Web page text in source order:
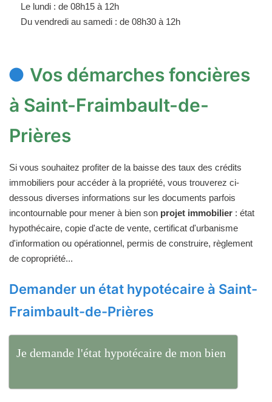
Le lundi : de 08h15 à 12h
Du vendredi au samedi : de 08h30 à 12h
Vos démarches foncières
à Saint-Fraimbault-de-
Prières
Si vous souhaitez profiter de la baisse des taux des crédits
immobiliers pour accéder à la propriété, vous trouverez ci-
dessous diverses informations sur les documents parfois
incontournable pour mener à bien son projet immobilier : état
hypothécaire, copie d'acte de vente, certificat d'urbanisme
d'information ou opérationnel, permis de construire, règlement
de copropriété...
Demander un état hypotécaire à Saint-
Fraimbault-de-Prières
Je demande l'état hypotécaire de mon bien